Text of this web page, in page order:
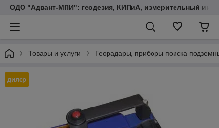
ОДО "Адвант-МПИ": геодезия, КИПиА, измерительный
Товары и услуги Георадары, приборы поиска
дилер